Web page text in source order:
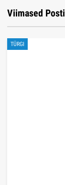
Viimased
TÜRGI